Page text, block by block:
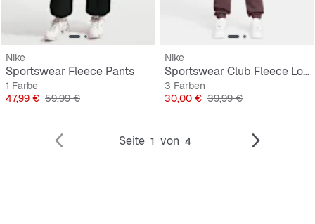
Nike
Sportswear Fleece Pants
1 Farbe
Preis
47,99 € Originalpreis
59,99 €
Nike
Sportswear Club Fleece Loose Pants
3 Farben
Preis
30,00 € Originalpreis
39,99 €
Seite 1 von 4